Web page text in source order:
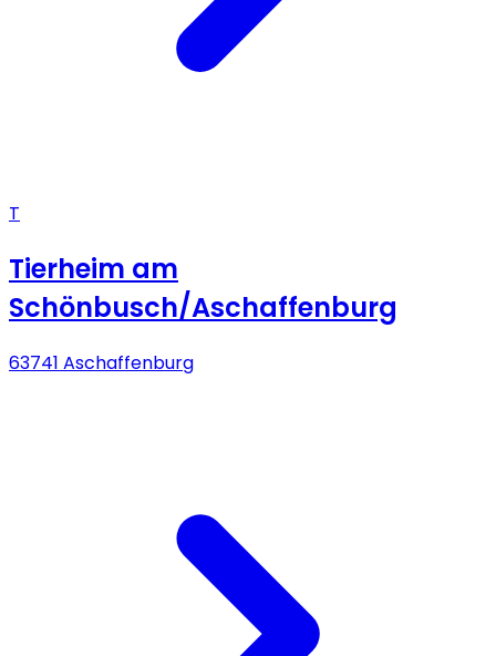
T
Tierheim am
Schönbusch/Aschaffenburg
63741 Aschaffenburg